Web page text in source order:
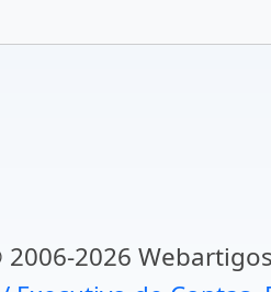
2026